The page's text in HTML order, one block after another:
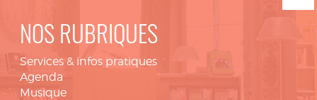
NOS RUBRIQUES
Services & infos pratiques
Agenda
Musique